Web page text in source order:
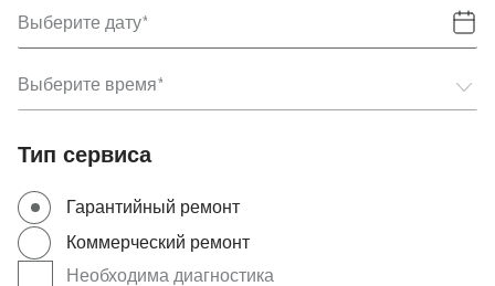
Выберите дату
Выберите время
Выберите
Тип сервиса
Гарантийный ремонт
Коммерческий ремонт
Необходима диагностика